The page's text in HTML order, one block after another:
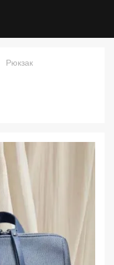
Рюкзак